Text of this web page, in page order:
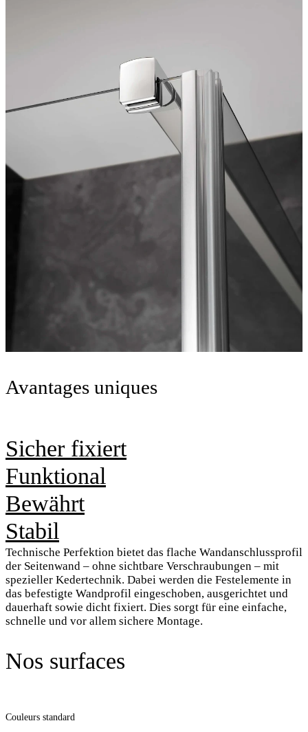
Avantages uniques
Sicher fixiert
Technische Perfektion bietet das flache Wandanschlussprofil
der Seitenwand – ohne sichtbare Verschraubungen – mit
spezieller Kedertechnik. Dabei werden die Festelemente in
das befestigte Wandprofil eingeschoben, ausgerichtet und
dauerhaft sowie dicht fixiert. Dies sorgt für eine einfache,
schnelle und vor allem sichere Montage.
Funktional
Bewährt
Stabil
Nos surfaces
Couleurs standard